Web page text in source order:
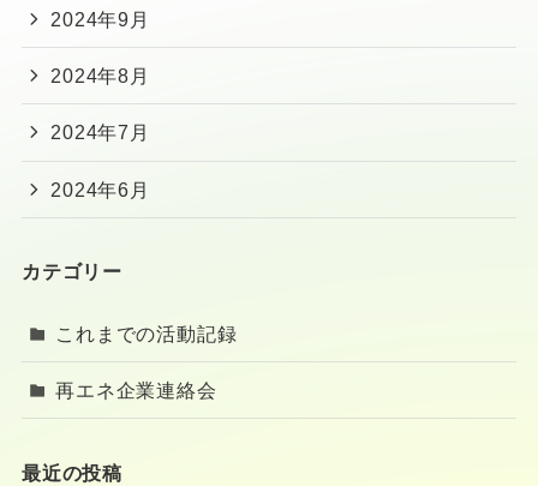
2024年9月
2024年8月
2024年7月
2024年6月
カテゴリー
これまでの活動記録
再エネ企業連絡会
最近の投稿